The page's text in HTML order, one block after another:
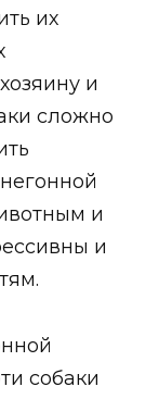
их
и
сложно
и
и
собаки